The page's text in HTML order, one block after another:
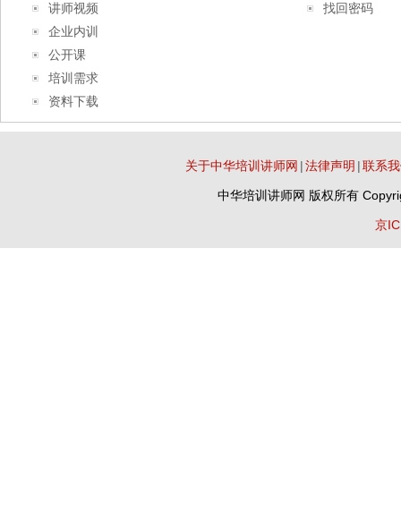
讲师视频
企业内训
公开课
培训需求
资料下载
找回密码
关于中华培训讲师网 |法律声明 |联系
中华培训讲师网 版权所有
京